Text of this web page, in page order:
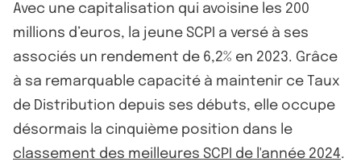
Avec une capitalisation qui avoisine les 200
millions d’euros, la jeune SCPI a versé à ses
associés un rendement de 6,2% en 2023. Grâce
à sa remarquable capacité à maintenir ce Taux
de Distribution depuis ses débuts, elle occupe
désormais la cinquième position dans le
classement des meilleures SCPI de l'année 2024.